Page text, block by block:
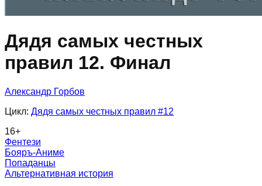
Дядя самых честных
правил 12. Финал
Александр Горбов
Цикл: Дядя самых честных правил #12
16+
Фентези
Бояръ-Аниме
Попаданцы
Альтернативная история